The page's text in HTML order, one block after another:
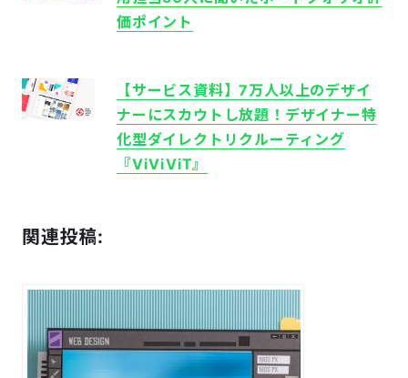
価ポイント
【サービス資料】7万人以上のデザイ
ナーにスカウトし放題！ デザイナー特
化型ダイレクトリクルーティング
『ViViVi​T』
関連投稿: